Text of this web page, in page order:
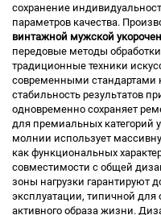
сохранение
параметров качества.
винтажной мужской
передовые методы
традиционные техники
современными стандартами
стабильность результатов
одновременно сохраняет
для премиальных категорий
молнии использует
как функциональных
совместимости с общей
зоны нагрузки гарантируют
эксплуатации, типичной
активного образа жизни.